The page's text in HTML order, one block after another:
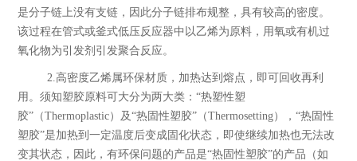
是分子链上没有支链，因此分子链排布规整，具有较高的密度。
该过程在管式或釜式低压反应器中以乙烯为原料，用氧或有机过
氧化物为引发剂引发聚合反应。
2.高密度乙烯属环保材质，加热达到熔点，即可回收再利
用。须知塑胶原料可大分为两大类：“热塑性塑
胶”（Thermoplastic）及“热固性塑胶”（Thermosetting），“热固性
塑胶”是加热到一定温度后变成固化状态，即使继续加热也无法改
变其状态，因此，有环保问题的产品是“热固性塑胶”的产品（如